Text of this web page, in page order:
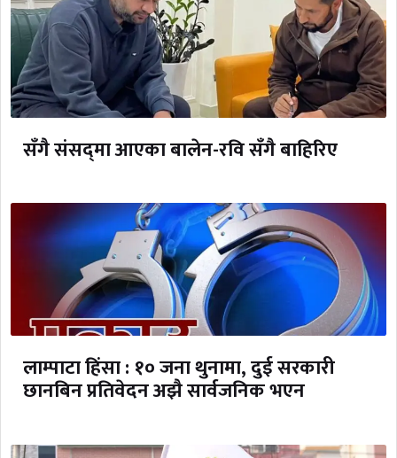
सँगै संसद्‌मा आएका बालेन-रवि सँगै बाहिरिए
लाम्पाटा हिंसा : १० जना थुनामा, दुई सरकारी
छानबिन प्रतिवेदन अझै सार्वजनिक भएन